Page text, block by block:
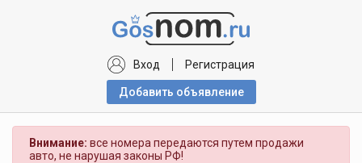
Вход Регистрация
Добавить объявлениe
Внимание: все номера передаются путем продажи
авто, не нарушая законы РФ!